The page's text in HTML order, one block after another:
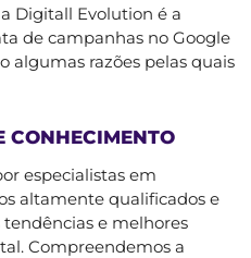
Digitall Evolution é a
de campanhas no Google
algumas razões pelas quais
CONHECIMENTO
especialistas em
altamente qualificados e
e melhores
Compreendemos a